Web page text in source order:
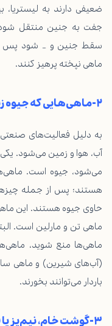
ضعیفی دارند به
جفت به جنین منتقل
سقط جنین و … شود پس
ماهی نپخته پرهیز کنند.
۲-ماهی‌هایی که جیوه زیاد دارند
به دلیل فعالیت‌های
آب‌، هوا و زمین می‌شود. یکی
می‌شود، جیوه است.
هستند؛ پس از جمله
حاوی جیوه هستند. این
ماهی تن و مارلین است.
ماهی‌ها منع شوید،
(آب‌های شیرین) و ماهی
باردار می‌توانند بخورند.
۳-گوشت خام، نیم‌پز یا فرآوری شده